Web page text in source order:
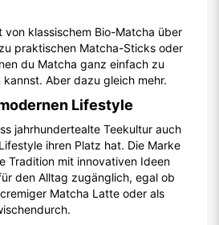
von klassischem Bio-Matcha über
praktischen Matcha-Sticks oder
du Matcha ganz einfach zu
kannst. Aber dazu gleich mehr.
Lifestyle
jahrhundertealte Teekultur auch
ihren Platz hat. Die Marke
Tradition mit innovativen Ideen
den Alltag zugänglich, egal ob
Matcha Latte oder als